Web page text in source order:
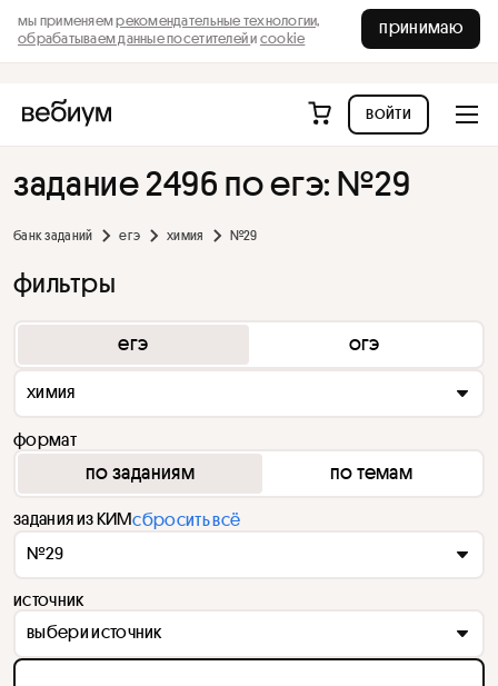
мы применяемрекомендательные технологии,
обрабатываем данные посетителейи cookie
принимаю
войти
задание 2496 по егэ: №29
банк заданий егэ химия №29
фильтры
егэ огэ
химия
формат
по заданиям по темам
задания из КИМсбросить всё
№29
источник
выбери источник